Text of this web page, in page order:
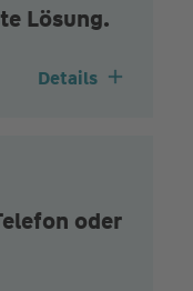
Lösung.
Details
oder